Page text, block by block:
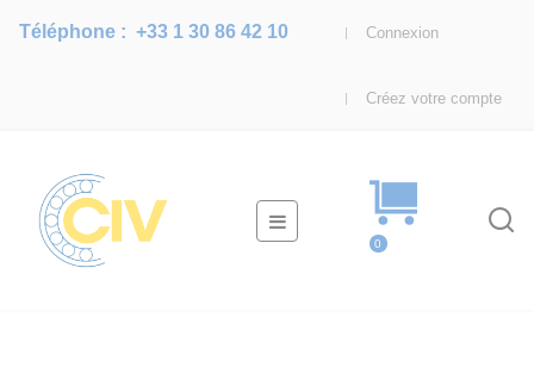
Connexion
Créez votre compte
Téléphone :+33 1 30 86 42 10
Basculer
la
☰
0